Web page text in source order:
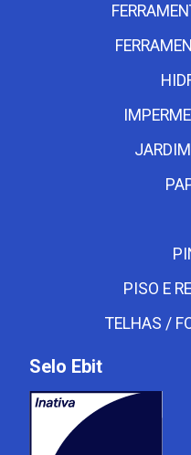
PISO E
TELHAS /
Selo Ebit